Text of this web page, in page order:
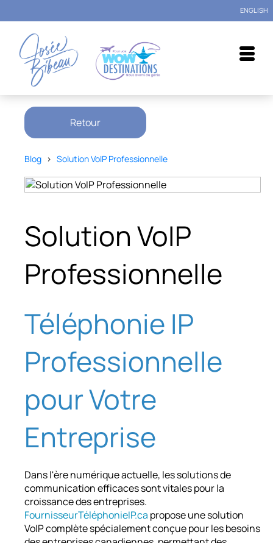
ENGLISH
Retour
Blog > Solution VoIP Professionnelle
Solution VoIP
Professionnelle
Téléphonie IP
Professionnelle
pour Votre
Entreprise
Dans l'ère numérique actuelle, les solutions de
communication efficaces sont vitales pour la
croissance des entreprises.
FournisseurTéléphonieIP.ca propose une solution
VoIP complète spécialement conçue pour les besoins
des entreprises canadiennes, permettant des